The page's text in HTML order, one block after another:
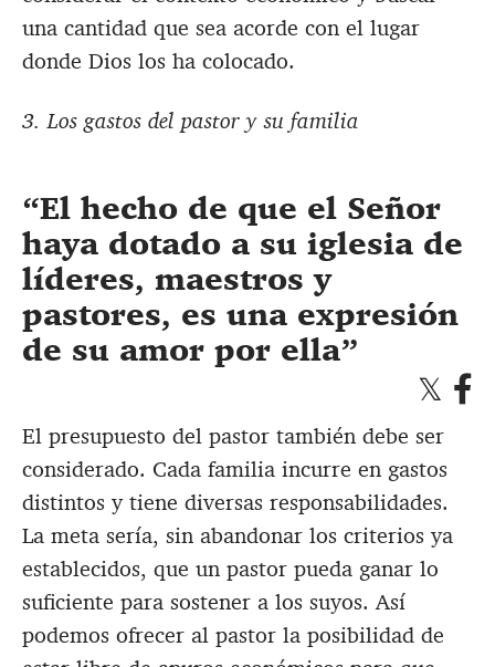
una cantidad que sea acorde con el lugar
donde Dios los ha colocado.
3. Los gastos del pastor y su familia
El hecho de que el Señor
haya dotado a su iglesia de
líderes, maestros y
pastores, es una expresión
de su amor por ella
El presupuesto del pastor también debe ser
considerado. Cada familia incurre en gastos
distintos y tiene diversas responsabilidades.
La meta sería, sin abandonar los criterios ya
establecidos, que un pastor pueda ganar lo
suficiente para sostener a los suyos. Así
podemos ofrecer al pastor la posibilidad de